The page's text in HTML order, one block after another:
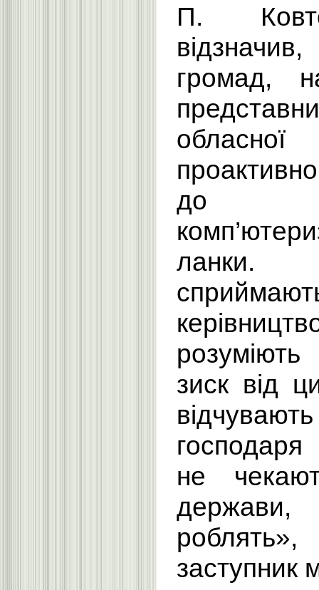
П.
громад,
до
зиск від
не
заступник